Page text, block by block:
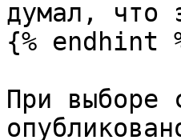
думал, что
{% endhint
При выборе